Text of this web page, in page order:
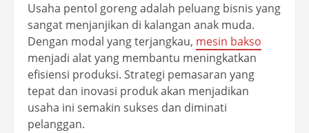
Usaha pentol goreng adalah peluang bisnis yang
sangat menjanjikan di kalangan anak muda.
Dengan modal yang terjangkau, mesin bakso
menjadi alat yang membantu meningkatkan
efisiensi produksi. Strategi pemasaran yang
tepat dan inovasi produk akan menjadikan
usaha ini semakin sukses dan diminati
pelanggan.